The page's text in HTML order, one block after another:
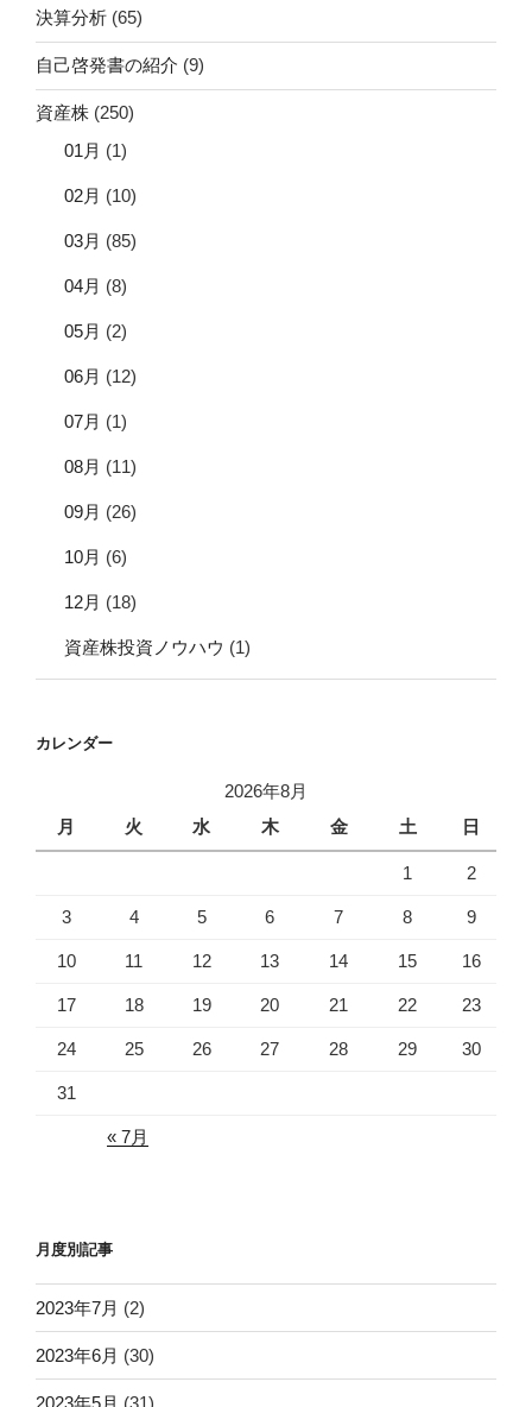
決算分析 (65)
自己啓発書の紹介 (9)
資産株 (250)
01月 (1)
02月 (10)
03月 (85)
04月 (8)
05月 (2)
06月 (12)
07月 (1)
08月 (11)
09月 (26)
10月 (6)
12月 (18)
資産株投資ノウハウ (1)
カレンダー
2026年8月
月
火 水 木 金 土 日
1 2
3 4 5 6 7 8 9
10 11 12 13 14 15 16
17 18 19 20 21 22 23
24 25 26 27 28 29 30
31
« 7月
月度別記事
2023年7月 (2)
2023年6月 (30)
2023年5月 (31)